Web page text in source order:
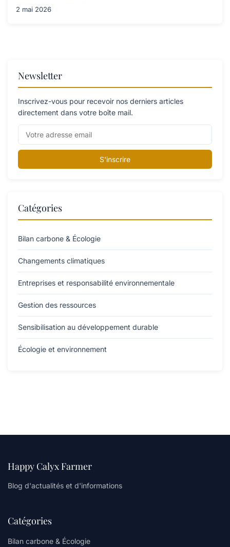
2 mai 2026
Newsletter
Inscrivez-vous pour recevoir nos derniers articles
directement dans votre boîte mail.
S'inscrire
Catégories
Bilan carbone & Écologie
Changements climatiques
Entreprises et responsabilité environnementale
Gestion des ressources
Sensibilisation au développement durable
Écologie et environnement
Happy Calyx Farmer
Blog d'actualités et d'informations
Catégories
Bilan carbone & Écologie